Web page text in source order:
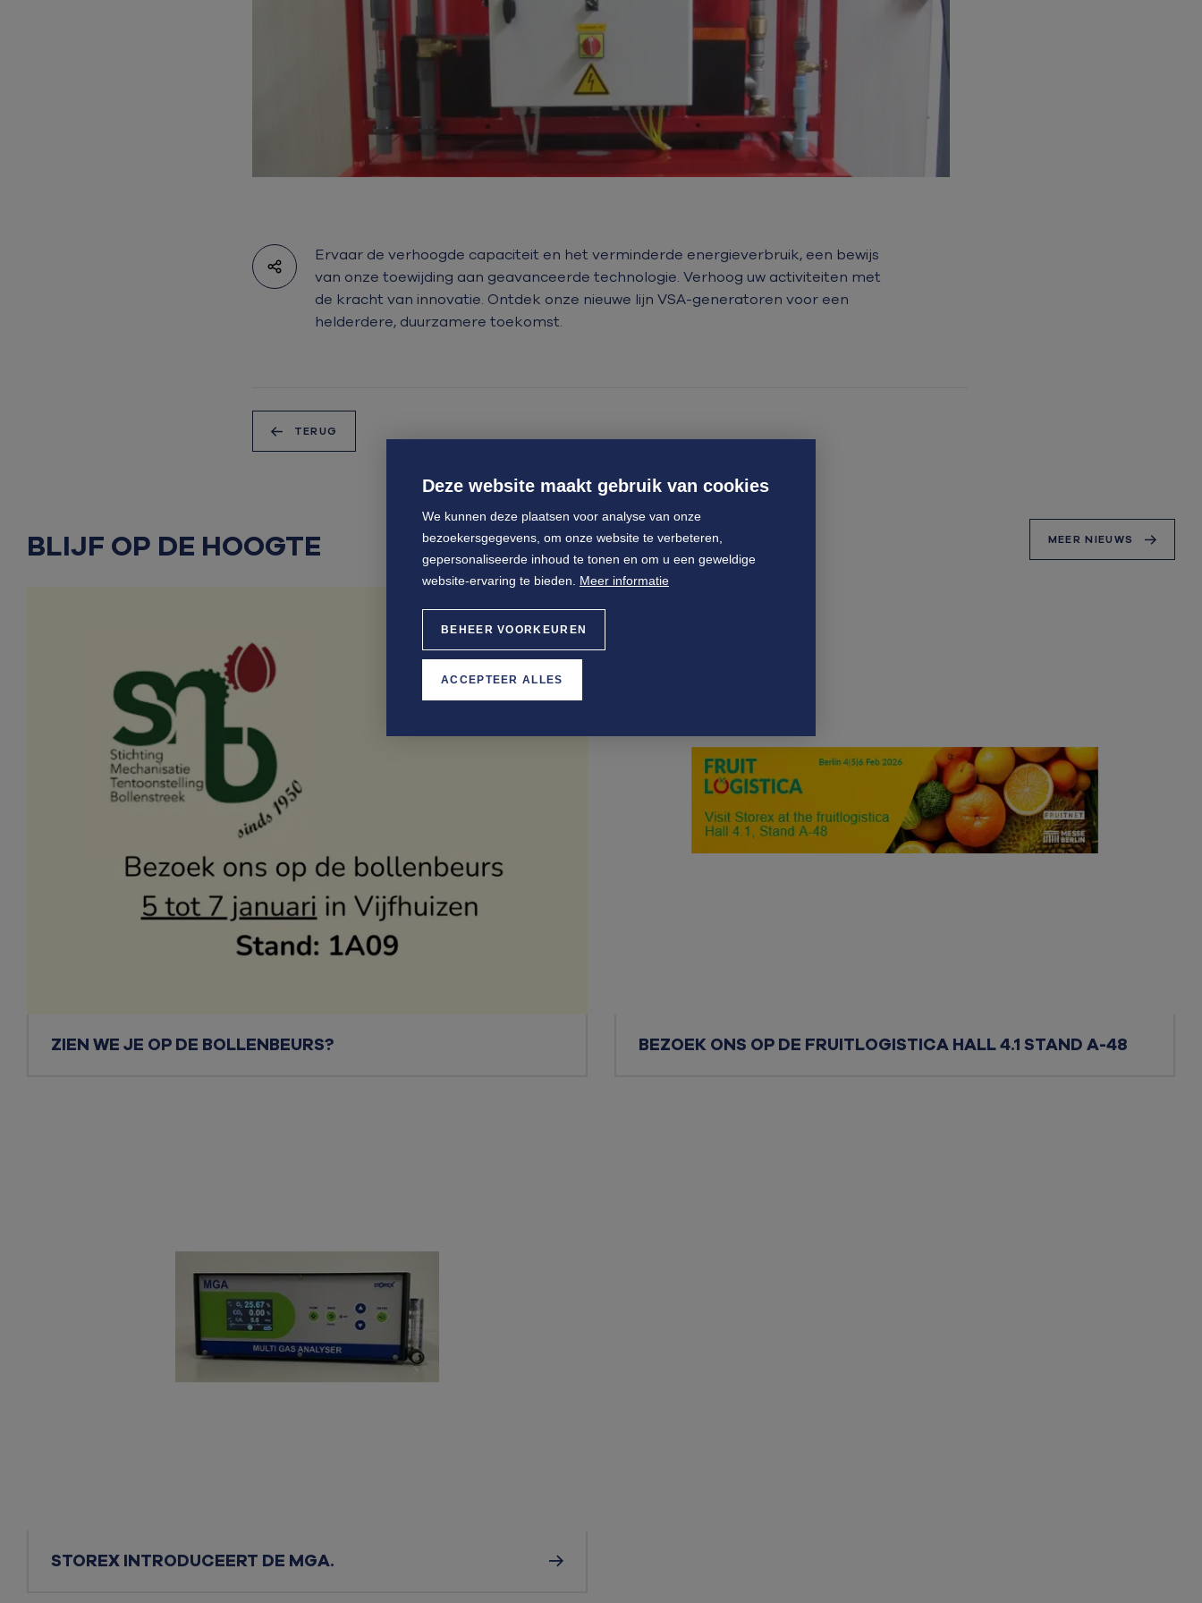
Deze website maakt gebruik van cookies
We kunnen deze plaatsen voor analyse van onze
bezoekersgegevens, om onze website te verbeteren,
gepersonaliseerde inhoud te tonen en om u een geweldige
website-ervaring te bieden. Meer informatie
BEHEER VOORKEUREN
ACCEPTEER ALLES
Ervaar de verhoogde capaciteit en het verminderde energieverbruik, een bewijs
van onze toewijding aan geavanceerde technologie. Verhoog uw activiteiten met
de kracht van innovatie. Ontdek onze nieuwe lijn VSA-generatoren voor een
helderdere, duurzamere toekomst.
TERUG
BLIJF OP DE HOOGTE MEER NIEUWS
ZIEN WE JE OP DE BOLLENBEURS? BEZOEK ONS OP DE FRUITLOGISTICA HALL 4.1 STAND A-48
STOREX INTRODUCEERT DE MGA.